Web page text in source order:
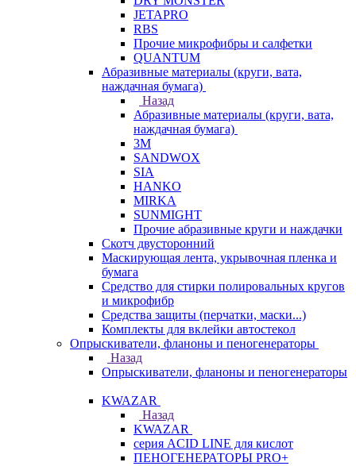
JETAPRO
RBS
Прочие микрофибры и салфетки
QUANTUM
Абразивные материалы (круги, вата,
наждачная бумага)
Назад
Абразивные материалы (круги, вата,
наждачная бумага)
3М
SANDWOX
SIA
HANKO
MIRKA
SUNMIGHT
Прочие абразивные круги и наждачки
Скотч двусторонний
Маскирующая лента, укрывочная пленка и
бумага
Средство для стирки полировальных кругов
и микрофибр
Средства защиты (перчатки, маски...)
Комплекты для вклейки автостекол
Опрыскиватели, фланоны и пеногенераторы
Назад
Опрыскиватели, фланоны и пеногенераторы
KWAZAR
Назад
KWAZAR
серия ACID LINE для кислот
ПЕНОГЕНЕРАТОРЫ PRO+